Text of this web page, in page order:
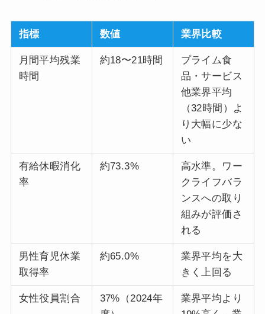
指標 数値 業界比較
月間平均残業
時間
約18〜21時間
プライム食
品・サービス
他業界平均
（32時間）よ
り大幅に少な
い
有給休暇消化
率
約73.3%
高水準。ワー
クライフバラ
ンスへの取り
組みが評価さ
れる
男性育児休業
取得率
約65.0%
業界平均を大
きく上回る
女性役員割合
37%（2024年
業界平均より